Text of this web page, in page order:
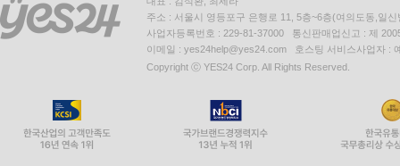
주소 : 서울시 영등포구 은행로 11, 5층~6층(여의도동,일신
사업자등록번호 : 229-81-37000 통신판매업신고 : 제
이메일 : yes24help@yes24.com 호스팅 서비스사업자 :
Copyright ⓒ YES24 Corp. All Rights Reserved.